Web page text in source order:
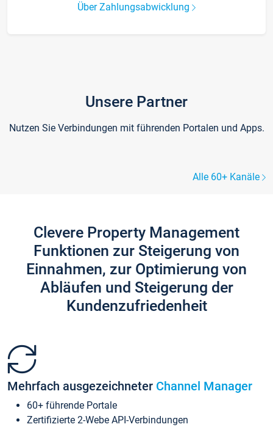
Über Zahlungsabwicklung
Unsere Partner
Nutzen Sie Verbindungen mit führenden Portalen und Apps.
Alle 60+ Kanäle
Clevere Property Management
Funktionen zur Steigerung von
Einnahmen, zur Optimierung von
Abläufen und Steigerung der
Kundenzufriedenheit
Mehrfach ausgezeichneter Channel Manager
60+ führende Portale
Zertifizierte 2-Webe API-Verbindungen